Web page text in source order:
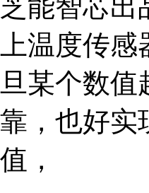
芝能智芯出
上温度传
旦某个数值
靠，也好实
值，